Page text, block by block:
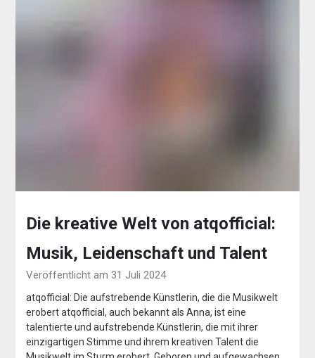
Die kreative Welt von atqofficial:
Musik, Leidenschaft und Talent
Veröffentlicht am 31 Juli 2024
atqofficial: Die aufstrebende Künstlerin, die die Musikwelt
erobert atqofficial, auch bekannt als Anna, ist eine
talentierte und aufstrebende Künstlerin, die mit ihrer
einzigartigen Stimme und ihrem kreativen Talent die